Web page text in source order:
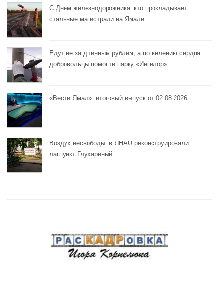
С Днём железнодорожника: кто прокладывает
стальные магистрали на Ямале
Едут не за длинным рублём, а по велению сердца:
добровольцы помогли парку «Ингилор»
«Вести Ямал»: итоговый выпуск от 02.08.2026
Воздух несвободы: в ЯНАО реконструировали
лагпункт Глухариный